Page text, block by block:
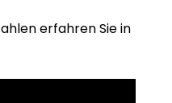
erfahren Sie in